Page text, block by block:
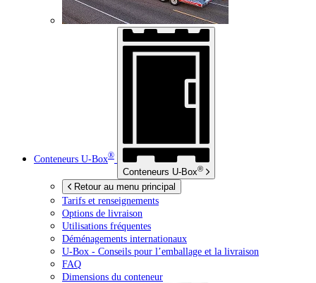
Conteneurs U-Box®
Conteneurs U-Box®
Retour au menu principal
Tarifs et renseignements
Options de livraison
Utilisations fréquentes
Déménagements internationaux
U-Box - Conseils pour l’emballage et la livraison
FAQ
Dimensions du conteneur